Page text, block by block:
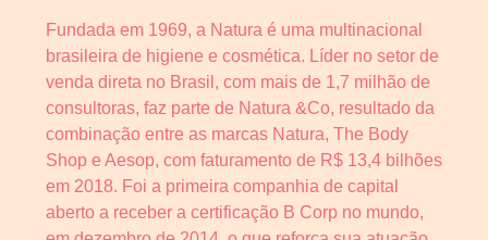
Fundada em 1969, a Natura é uma multinacional
brasileira de higiene e cosmética. Líder no setor de
venda direta no Brasil, com mais de 1,7 milhão de
consultoras, faz parte de Natura &Co, resultado da
combinação entre as marcas Natura, The Body
Shop e Aesop, com faturamento de R$ 13,4 bilhões
em 2018. Foi a primeira companhia de capital
aberto a receber a certificação B Corp no mundo,